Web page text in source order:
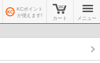
KCポイント
が使えます!
カート メニュー